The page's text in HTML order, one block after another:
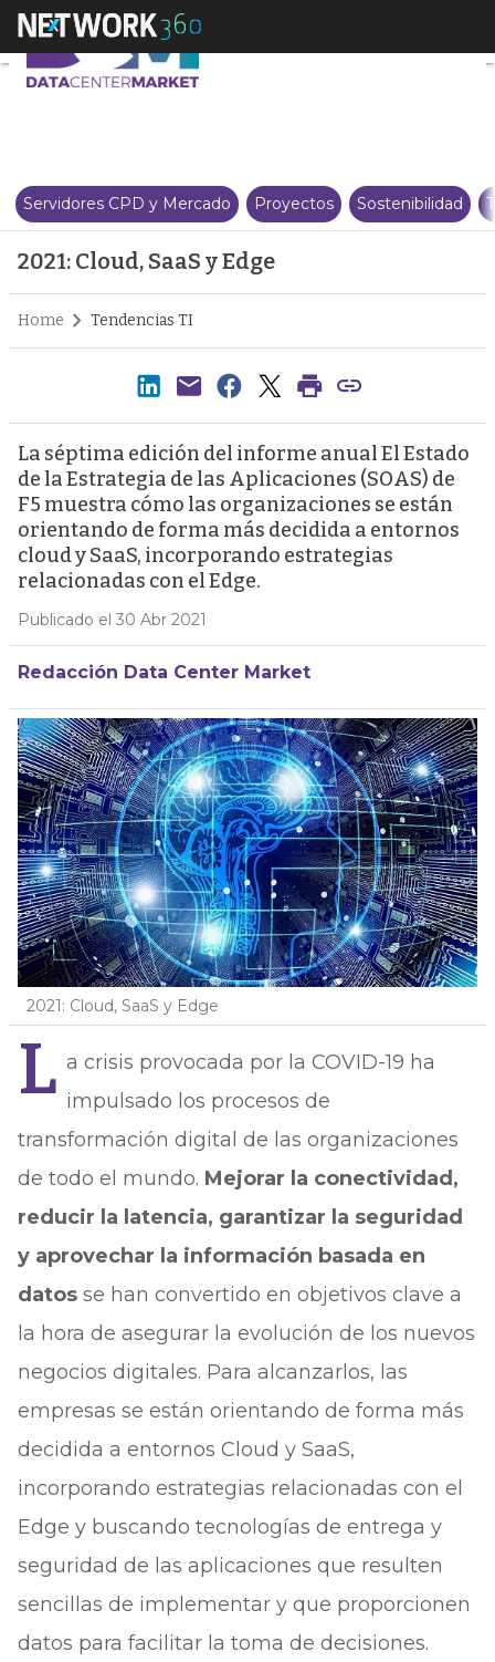
2021: Cloud, SaaS y Edge
Servidores CPD y Mercado Proyectos Sostenibilidad
2021: Cloud, SaaS y Edge
Home Tendencias TI
La séptima edición del informe anual El Estado
de la Estrategia de las Aplicaciones (SOAS) de
F5 muestra cómo las organizaciones se están
orientando de forma más decidida a entornos
cloud y SaaS, incorporando estrategias
relacionadas con el Edge.
Publicado el 30 Abr 2021
Redacción Data Center Market
2021: Cloud, SaaS y Edge
L a crisis provocada por la COVID-19 ha
impulsado los procesos de
transformación digital de las organizaciones
de todo el mundo. Mejorar la conectividad,
reducir la latencia, garantizar la seguridad
y aprovechar la información basada en
datos se han convertido en objetivos clave a
la hora de asegurar la evolución de los nuevos
negocios digitales. Para alcanzarlos, las
empresas se están orientando de forma más
decidida a entornos Cloud y SaaS,
incorporando estrategias relacionadas con el
Edge y buscando tecnologías de entrega y
seguridad de las aplicaciones que resulten
sencillas de implementar y que proporcionen
datos para facilitar la toma de decisiones.